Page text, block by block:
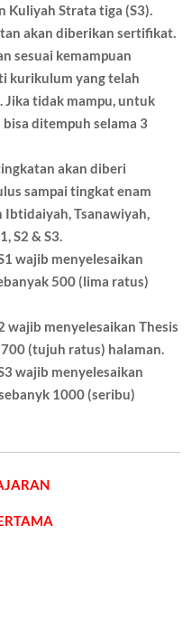
Kuliyah Strata tiga (S3).
akan diberikan sertifikat.
sesuai kemampuan
kurikulum yang telah
tidak mampu, untuk
ditempuh selama 3
akan diberi
sampai tingkat enam
Ibtidaiyah, Tsanawiyah,
S2 & S3.
wajib menyelesaikan
500 (lima ratus)
wajib menyelesaikan Thesis
(tujuh ratus) halaman.
wajib menyelesaikan
1000 (seribu)